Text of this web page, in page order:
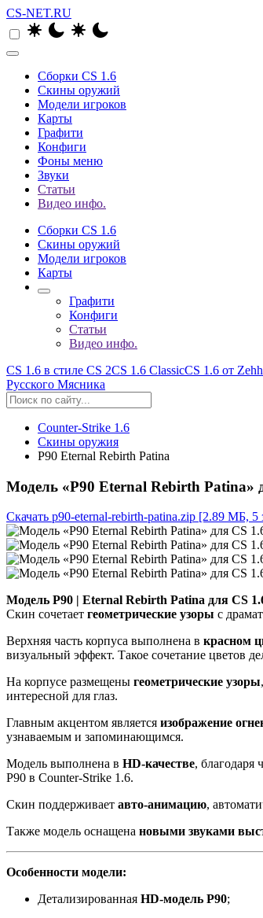
CS-NET.RU
Сборки CS 1.6
Скины оружий
Модели игроков
Карты
Графити
Конфиги
Фоны меню
Звуки
Статьи
Видео инфо.
Сборки CS 1.6
Скины оружий
Модели игроков
Карты
Графити
Конфиги
Статьи
Видео инфо.
CS 1.6 в стиле CS 2CS 1.6 ClassicCS 1.6 от
Русского Мясника
Counter-Strike 1.6
Скины оружия
P90 Eternal Rebirth Patina
Модель «P90 Eternal Rebirth Patina»
Скачать p90-eternal-rebirth-patina.zip [2.89 МБ, 5
Модель P90 | Eternal Rebirth Patina для CS
Скин сочетает геометрические узоры с
Верхняя часть корпуса выполнена в красном
визуальный эффект. Такое сочетание цветов
На корпусе размещены геометрические узоры
интересной для глаз.
Главным акцентом является изображение
узнаваемым и запоминающимся.
Модель выполнена в HD-качестве, благодаря
P90 в Counter-Strike 1.6.
Скин поддерживает авто-анимацию,
Также модель оснащена новыми звуками
Особенности модели:
Детализированная HD-модель P90;